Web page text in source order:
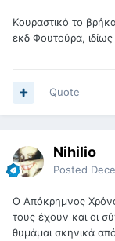
Kουραστικό το
εκδ Φουτούρα,
Quote
Nihilio
Posted
Ο Απόκρημνος
τους έχουν και οι
θυμάμαι σκηνικά